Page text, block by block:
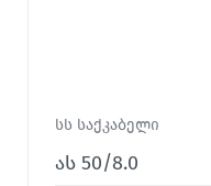
სს საქკაბელი
ას 50/8.0